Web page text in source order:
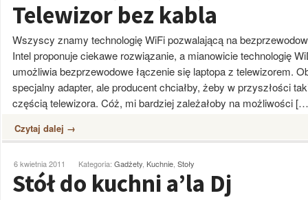
Telewizor bez kabla
Wszyscy znamy technologię WiFi pozwalającą na
Intel proponuje ciekawe rozwiązanie, a mianowicie technologię
umożliwia bezprzewodowe łączenie się laptopa z telewizorem.
specjalny adapter, ale producent chciałby, żeby w przyszłości
częścią telewizora. Cóż, mi bardziej zależałoby na możliwości
Czytaj dalej →
6 kwietnia 2011 Kategoria: Gadżety Kuchnie Stoły
Stół do kuchni a’la Dj